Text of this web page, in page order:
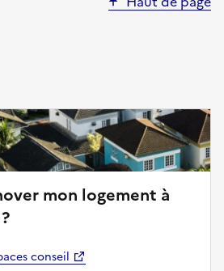
mon logement à
conseil